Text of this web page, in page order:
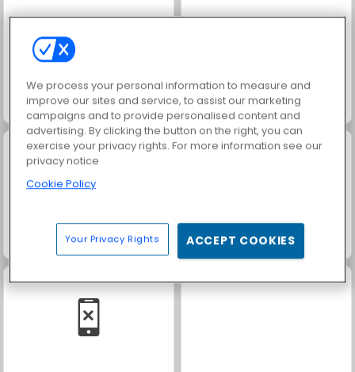
Grand Mahjong Connect Trollface Quest: USA 2
Masha and the Bear: Meadows Scala 40
We process your personal information to measure and
improve our sites and service, to assist our marketing
campaigns and to provide personalised content and
advertising. By clicking the button on the right, you can
exercise your privacy rights. For more information see our
privacy notice
Cookie Policy
Your Privacy Rights ACCEPT COOKIES